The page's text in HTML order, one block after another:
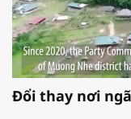
Đổi thay nơi